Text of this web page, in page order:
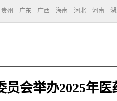
贵州 广东 广西 海南 河北 河南
员会举办2025年